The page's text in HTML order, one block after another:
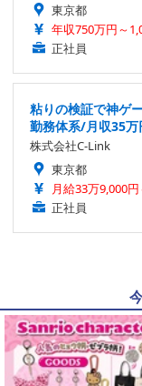
東京都
年収750万円～
正社員
粘りの検証で神ゲ
勤務体系/月収35
株式会社C-Link
東京都
月給33万9,000
正社員